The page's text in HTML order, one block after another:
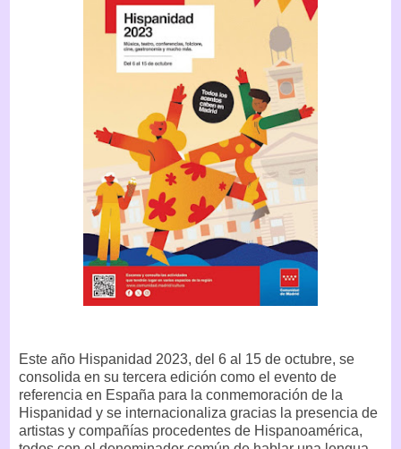
Este año Hispanidad 2023, del 6 al 15 de octubre, se
consolida en su tercera edición como el evento de
referencia en España para la conmemoración de la
Hispanidad y se internacionaliza gracias la presencia de
artistas y compañías procedentes de Hispanoamérica,